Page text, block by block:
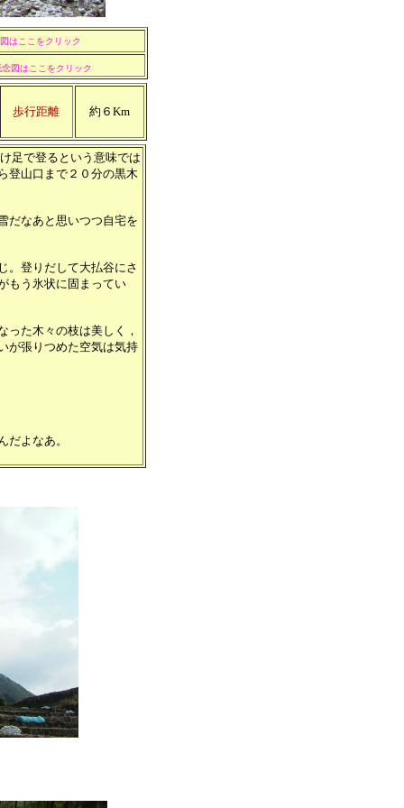
はここをクリック
図はここをクリック
歩行距離 約６Km
足で登るという意味では
登山口まで２０分の黒木
なあと思いつつ自宅を
登りだして大払谷にさ
もう氷状に固まってい
た木々の枝は美しく，
が張りつめた空気は気持
よなあ。